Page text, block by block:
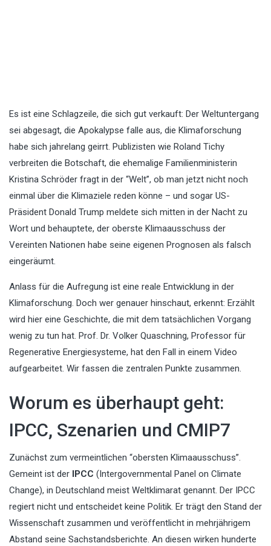
Es ist eine Schlagzeile, die sich gut verkauft: Der Weltuntergang
sei abgesagt, die Apokalypse falle aus, die Klimaforschung
habe sich jahrelang geirrt. Publizisten wie Roland Tichy
verbreiten die Botschaft, die ehemalige Familienministerin
Kristina Schröder fragt in der “Welt”, ob man jetzt nicht noch
einmal über die Klimaziele reden könne – und sogar US-
Präsident Donald Trump meldete sich mitten in der Nacht zu
Wort und behauptete, der oberste Klimaausschuss der
Vereinten Nationen habe seine eigenen Prognosen als falsch
eingeräumt.
Anlass für die Aufregung ist eine reale Entwicklung in der
Klimaforschung. Doch wer genauer hinschaut, erkennt: Erzählt
wird hier eine Geschichte, die mit dem tatsächlichen Vorgang
wenig zu tun hat. Prof. Dr. Volker Quaschning, Professor für
Regenerative Energiesysteme, hat den Fall in einem Video
aufgearbeitet. Wir fassen die zentralen Punkte zusammen.
Worum es überhaupt geht:
IPCC, Szenarien und CMIP7
Zunächst zum vermeintlichen “obersten Klimaausschuss”.
Gemeint ist der
IPCC (Intergovernmental Panel on Climate
Change), in Deutschland meist Weltklimarat genannt. Der IPCC
regiert nicht und entscheidet keine Politik. Er trägt den Stand der
Wissenschaft zusammen und veröffentlicht in mehrjährigem
Abstand seine Sachstandsberichte. An diesen wirken hunderte